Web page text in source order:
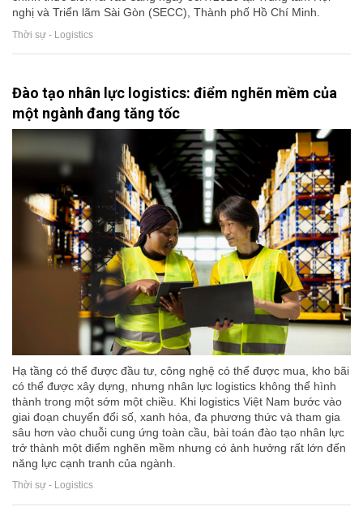
nghị và Triển lãm Sài Gòn (SECC), Thành phố Hồ Chí Minh.
Thời sự - Logistics
Đào tạo nhân lực logistics: điểm nghẽn mềm của
một ngành đang tăng tốc
Hạ tầng có thể được đầu tư, công nghệ có thể được mua, kho bãi
có thể được xây dựng, nhưng nhân lực logistics không thể hình
thành trong một sớm một chiều. Khi logistics Việt Nam bước vào
giai đoạn chuyển đổi số, xanh hóa, đa phương thức và tham gia
sâu hơn vào chuỗi cung ứng toàn cầu, bài toán đào tạo nhân lực
trở thành một điểm nghẽn mềm nhưng có ảnh hưởng rất lớn đến
năng lực cạnh tranh của ngành.
Thời sự - Logistics